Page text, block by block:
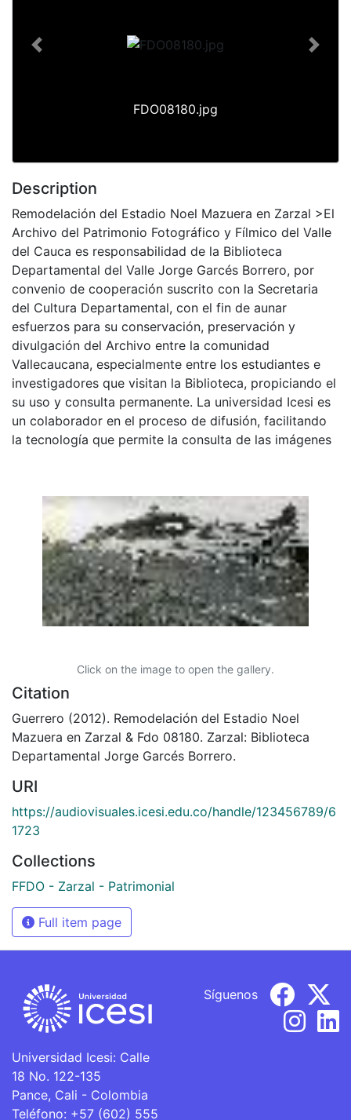
FDO08180.jpg
Previous Next
Description
Remodelación del Estadio Noel Mazuera en Zarzal >El
Archivo del Patrimonio Fotográfico y Fílmico del Valle
del Cauca es responsabilidad de la Biblioteca
Departamental del Valle Jorge Garcés Borrero, por
convenio de cooperación suscrito con la Secretaria
del Cultura Departamental, con el fin de aunar
esfuerzos para su conservación, preservación y
divulgación del Archivo entre la comunidad
Vallecaucana, especialmente entre los estudiantes e
investigadores que visitan la Biblioteca, propiciando el
su uso y consulta permanente. La universidad Icesi es
un colaborador en el proceso de difusión, facilitando
la tecnología que permite la consulta de las imágenes
Click on the image to open the gallery.
Citation
Guerrero (2012). Remodelación del Estadio Noel
Mazuera en Zarzal & Fdo 08180. Zarzal: Biblioteca
Departamental Jorge Garcés Borrero.
URI
https://audiovisuales.icesi.edu.co/handle/123456789/6
1723
Collections
FFDO - Zarzal - Patrimonial
Full item page
Universidad Icesi: Calle
18 No. 122-135
Pance, Cali - Colombia
Teléfono: +57 (602) 555
Síguenos